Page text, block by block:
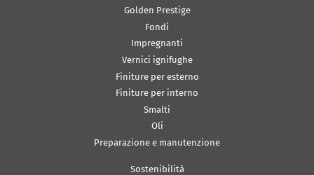
Golden Prestige
Fondi
Impregnanti
Vernici ignifughe
Finiture per esterno
Finiture per interno
Smalti
Oli
Preparazione e manutenzione
Sostenibilità